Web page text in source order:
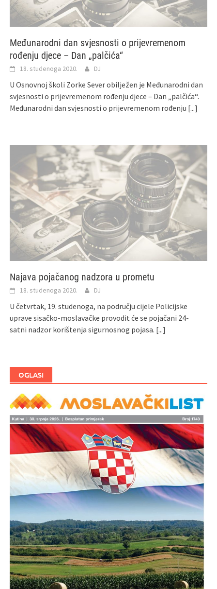
Međunarodni dan svjesnosti o prijevremenom
rođenju djece – Dan „palčića“
18. studenoga 2020. DJ
U Osnovnoj školi Zorke Sever obilježen je Međunarodni dan
svjesnosti o prijevremenom rođenju djece – Dan „palčića“.
Međunarodni dan svjesnosti o prijevremenom rođenju [...]
Najava pojačanog nadzora u prometu
18. studenoga 2020. DJ
U četvrtak, 19. studenoga, na području cijele Policijske
uprave sisačko-moslavačke provodit će se pojačani 24-
satni nadzor korištenja sigurnosnog pojasa. [...]
OGLASI